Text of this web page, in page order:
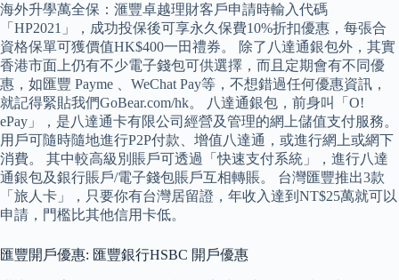
海外升學萬全保：滙豐卓越理財客戶申請時輸入代碼
「HP2021」，成功投保後可享永久保費10%折扣優惠，每張合
資格保單可獲價值HK$400一田禮券。 除了八達通銀包外，其實
香港市面上仍有不少電子錢包可供選擇，而且定期會有不同優
惠，如匯豐 Payme 、WeChat Pay等，不想錯過任何優惠資訊，
就記得緊貼我們GoBear.com/hk。 八達通銀包，前身叫「O!
ePay」，是八達通卡有限公司經營及管理的網上儲值支付服務。
用戶可隨時隨地進行P2P付款、增值八達通，或進行網上或網下
消費。 其中較高級別賬戶可透過「快速支付系統」，進行八達
通銀包及銀行賬戶/電子錢包賬戶互相轉賬。 台灣匯豐推出3款
「旅人卡」，只要你有台灣居留證，年收入達到NT$25萬就可以
申請，門檻比其他信用卡低。
匯豐開戶優惠: 匯豐銀行HSBC 開戶優惠